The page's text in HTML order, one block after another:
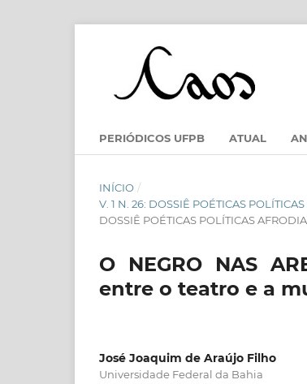
PERIÓDICOS UFPB ATUAL
INÍCIO /
V. 1 N. 26: DOSSIÊ POÉTICAS
DOSSIÊ POÉTICAS POLÍTICAS
O NEGRO NAS
entre o teatro e a
José Joaquim de Araújo Filho
Universidade Federal da Bahia